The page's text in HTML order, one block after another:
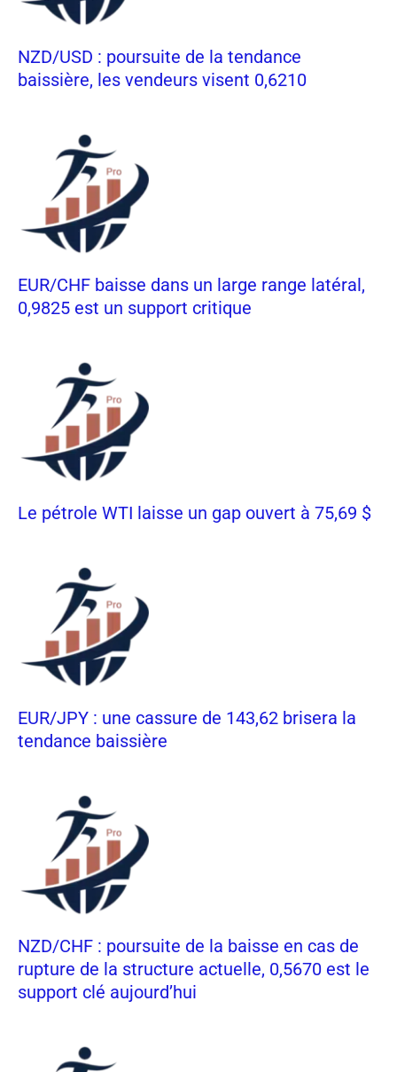
NZD/USD : poursuite de la tendance
baissière, les vendeurs visent 0,6210
EUR/CHF baisse dans un large range latéral,
0,9825 est un support critique
Le pétrole WTI laisse un gap ouvert à 75,69 $
EUR/JPY : une cassure de 143,62 brisera la
tendance baissière
NZD/CHF : poursuite de la baisse en cas de
rupture de la structure actuelle, 0,5670 est le
support clé aujourd’hui